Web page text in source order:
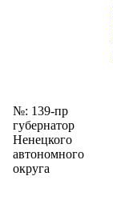
№: 139-пр
губернатор
Ненецкого
автономного
округа